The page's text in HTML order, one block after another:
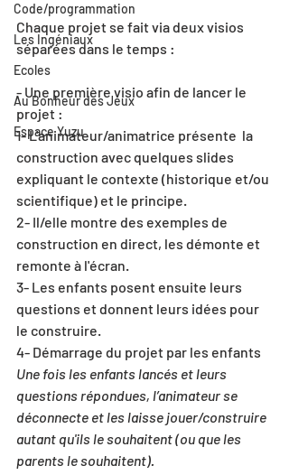
Code/programmation
Les Ingéniaux
Ecoles
Au Bonheur des Jeux
Espace Yuzu
Chaque projet se fait via deux visios
séparées dans le temps :
- Une première visio afin de lancer le
projet :
1- L'animateur/animatrice présente  la
construction avec quelques slides
expliquant le contexte (historique et/ou
scientifique) et le principe.
2- Il/elle montre des exemples de
construction en direct, les démonte et
remonte à l'écran.
3- Les enfants posent ensuite leurs
questions et donnent leurs idées pour
le construire.
4- Démarrage du projet par les enfants
Une fois les enfants lancés et leurs
questions répondues, l’animateur se
déconnecte et les laisse jouer/construire
autant qu'ils le souhaitent (ou que les
parents le souhaitent).